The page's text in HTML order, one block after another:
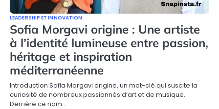
LEADERSHIP ET INNOVATION
Sofia Morgavi origine : Une artiste
à l’identité lumineuse entre passion,
héritage et inspiration
méditerranéenne
Introduction Sofia Morgavi origine, un mot-clé qui suscite la
curiosité de nombreux passionnés d’art et de musique.
Derrière ce nom…